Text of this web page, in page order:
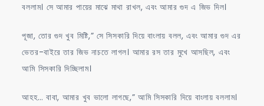
বললাম। সে আমার পায়ের মাঝে মাথা রাখল, এবং আমার গুদ এ জিভ দিল।
পূজা, তোর গুদ খুব মিষ্টি,” সে সিসকারি দিয়ে বাংলায় বলল, এবং আমার গুদ এর
ভেতর-বাইরে তার জিভ নাচতে লাগল। আমার রস তার মুখে আসছিল, এবং
আমি সিসকারি দিচ্ছিলাম।
আহহ… বাবা, আমার খুব ভালো লাগছে,” আমি সিসকারি দিয়ে বাংলায় বললাম।